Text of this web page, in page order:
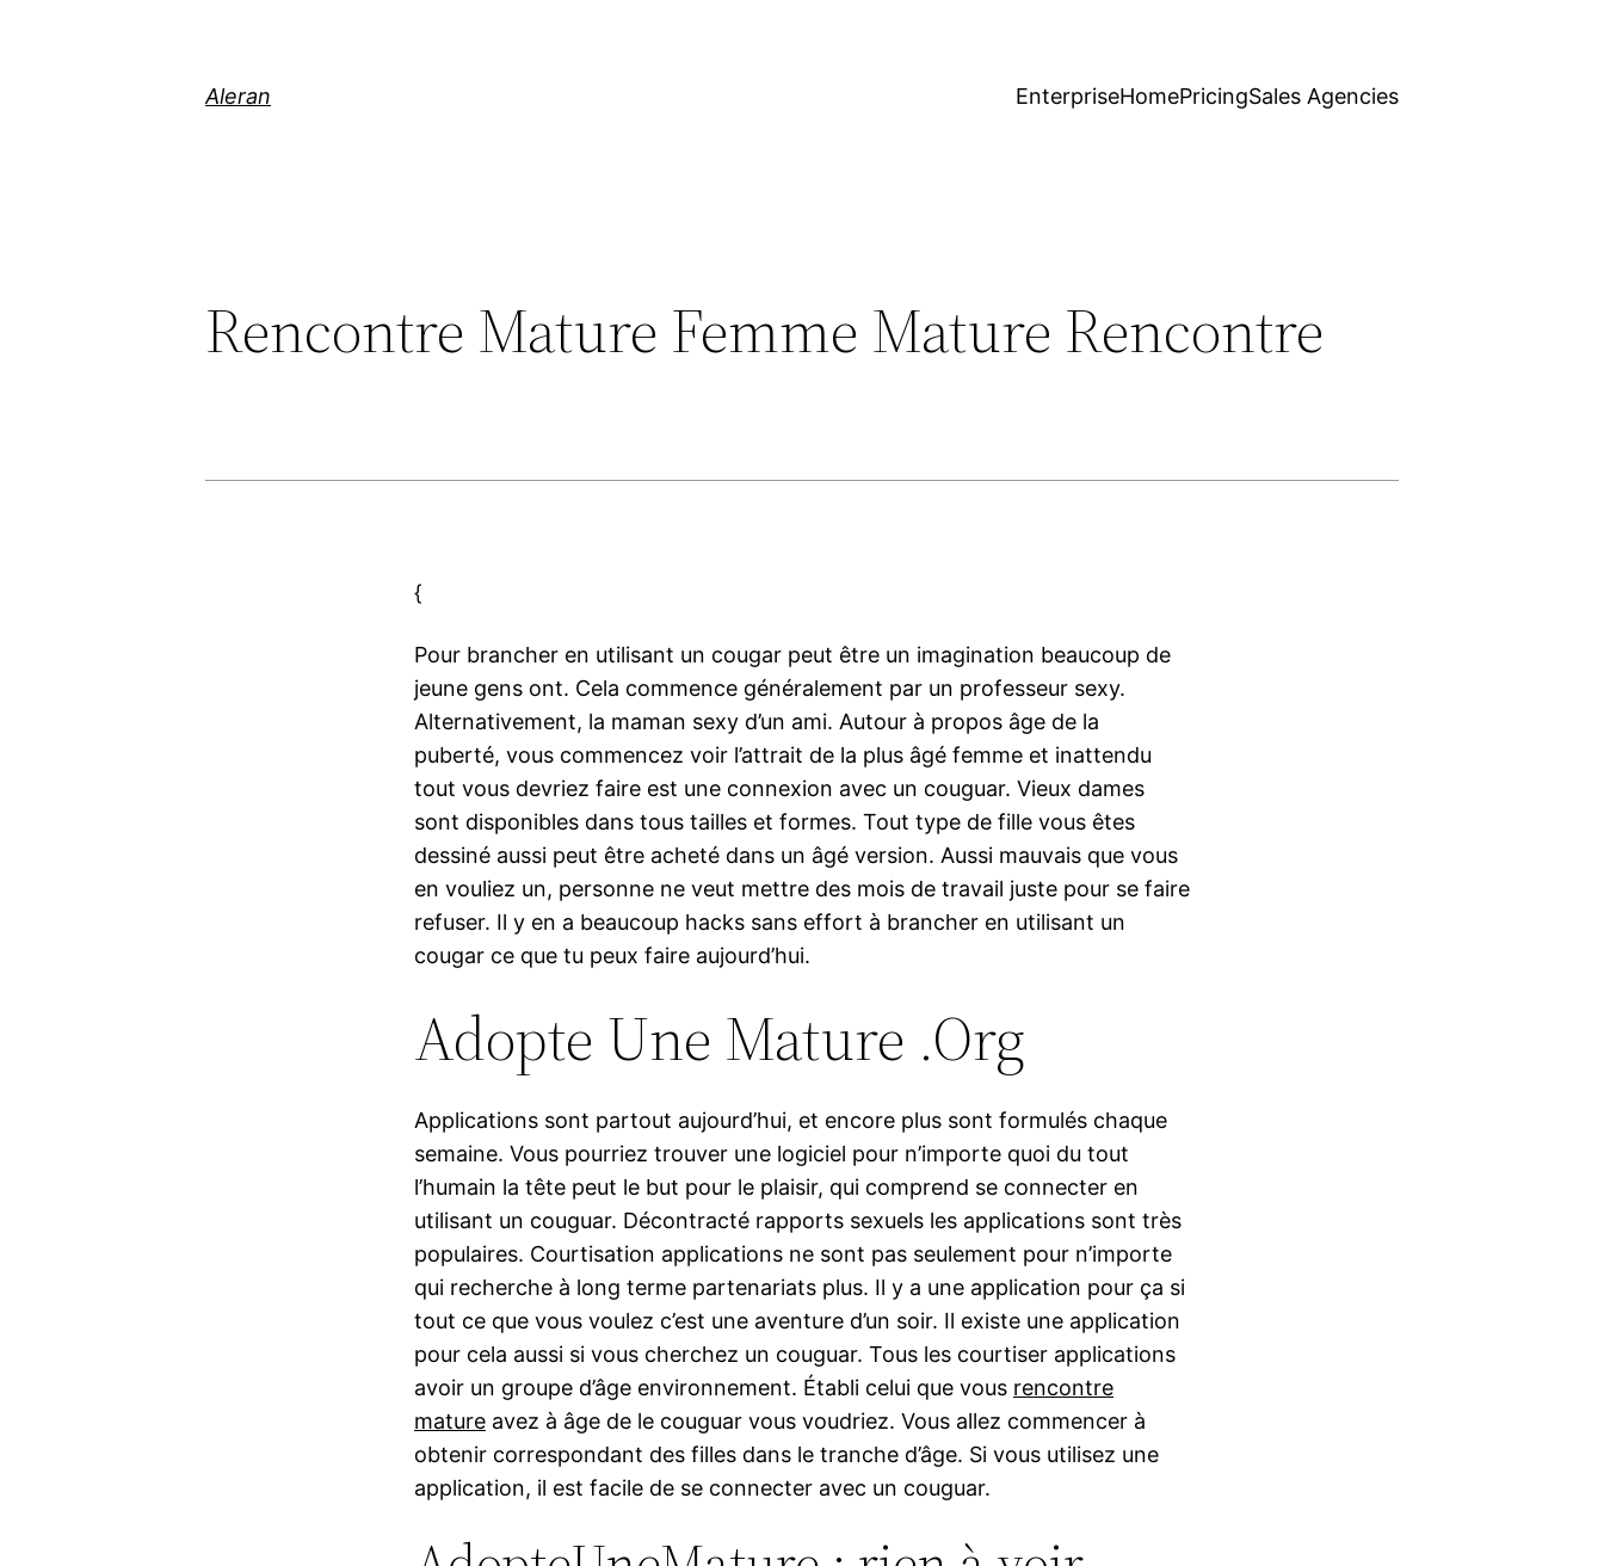
Aleran EnterpriseHomePricingSales Agencies
Rencontre Mature Femme Mature Rencontre
{
Pour brancher en utilisant un cougar peut être un imagination beaucoup de
jeune gens ont. Cela commence généralement par un professeur sexy.
Alternativement, la maman sexy d’un ami. Autour à propos âge de la
puberté, vous commencez voir l’attrait de la plus âgé femme et inattendu
tout vous devriez faire est une connexion avec un couguar. Vieux dames
sont disponibles dans tous tailles et formes. Tout type de fille vous êtes
dessiné aussi peut être acheté dans un âgé version. Aussi mauvais que vous
en vouliez un, personne ne veut mettre des mois de travail juste pour se faire
refuser. Il y en a beaucoup hacks sans effort à brancher en utilisant un
cougar ce que tu peux faire aujourd’hui.
Adopte Une Mature .Org
Applications sont partout aujourd’hui, et encore plus sont formulés chaque
semaine. Vous pourriez trouver une logiciel pour n’importe quoi du tout
l’humain la tête peut le but pour le plaisir, qui comprend se connecter en
utilisant un couguar. Décontracté rapports sexuels les applications sont très
populaires. Courtisation applications ne sont pas seulement pour n’importe
qui recherche à long terme partenariats plus. Il y a une application pour ça si
tout ce que vous voulez c’est une aventure d’un soir. Il existe une application
pour cela aussi si vous cherchez un couguar. Tous les courtiser applications
avoir un groupe d’âge environnement. Établi celui que vous rencontre
mature avez à âge de le couguar vous voudriez. Vous allez commencer à
obtenir correspondant des filles dans le tranche d’âge. Si vous utilisez une
application, il est facile de se connecter avec un couguar.